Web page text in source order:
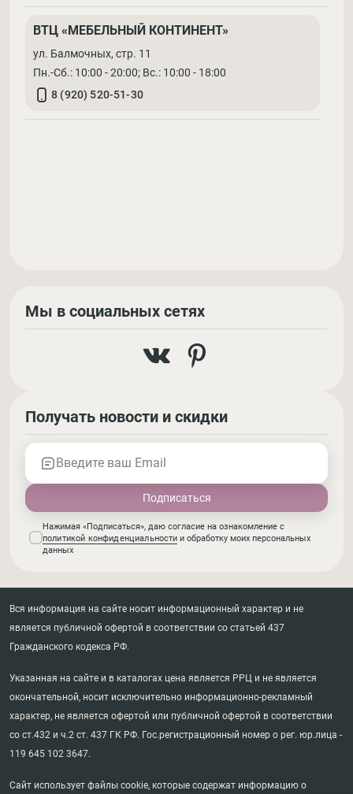
ВТЦ «МЕБЕЛЬНЫЙ КОНТИНЕНТ»
ул. Балмочных, стр. 11
Пн.-Сб.: 10:00 - 20:00; Вс.: 10:00 - 18:00
8 (920) 520-51-30
Мы в социальных сетях
Получать новости и скидки
Введите ваш Email
Нажимая «Подписаться», даю согласие на ознакомление с
политикой конфиденциальности и обработку моих персональных
данных
Вся информация на сайте носит информационный характер и не
является публичной офертой в соответствии со статьей 437
Гражданского кодекса РФ.
Указанная на сайте и в каталогах цена является РРЦ и не является
окончательной, носит исключительно информационно-рекламный
характер, не является офертой или публичной офертой в соответствии
со ст.432 и ч.2 ст. 437 ГК РФ. Гос.регистрационный номер о рег. юр.лица -
119 645 102 3647.
Сайт использует файлы cookie, которые содержат информацию о